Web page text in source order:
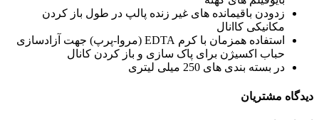
زدودن باقیمانده های غیر زنده پالپ در طول باز کردن
مکانیکی کاانال
استفاده همزمان با کرم EDTA (مروا-پرپ) جهت آزادسازی
حباب اکسیژن برای پاک سازی و باز کردن کانال
در بسته بندی های 250 میلی لیتری
دیدگاه مشتریان